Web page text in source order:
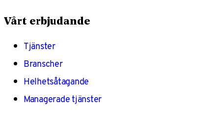
Vårt erbjudande
Tjänster
Branscher
Helhetsåtagande
Managerade tjänster